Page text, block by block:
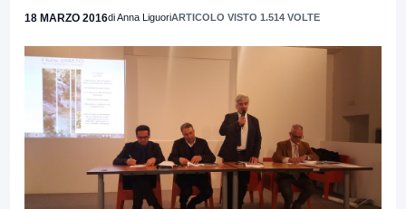
18 MARZO 2016di Anna LiguoriARTICOLO VISTO 1.514 VOLTE